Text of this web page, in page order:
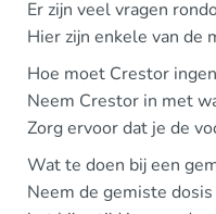
Er zijn veel vragen
Hier zijn enkele van de
Hoe moet Crestor
Neem Crestor in met
Zorg ervoor dat je de
Wat te doen bij een
Neem de gemiste